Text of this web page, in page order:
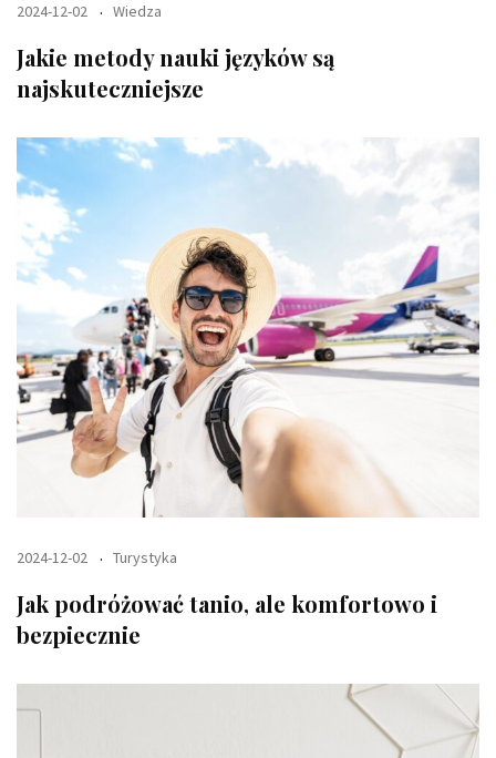
2024-12-02 Wiedza
Jakie metody nauki języków są
najskuteczniejsze
2024-12-02 Turystyka
Jak podróżować tanio, ale komfortowo i
bezpiecznie